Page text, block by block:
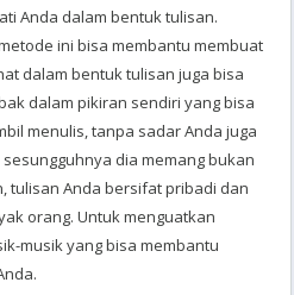
Anda dalam bentuk tulisan.
ini bisa membantu membuat
dalam bentuk tulisan juga bisa
dalam pikiran sendiri yang bisa
menulis, tanpa sadar Anda juga
dia memang bukan
tulisan Anda bersifat pribadi dan
orang. Untuk menguatkan
musik yang bisa membantu